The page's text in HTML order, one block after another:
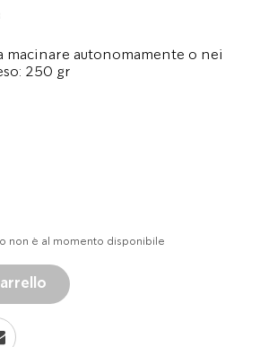
macinare autonomamente o nei
250 gr
non è al momento disponibile